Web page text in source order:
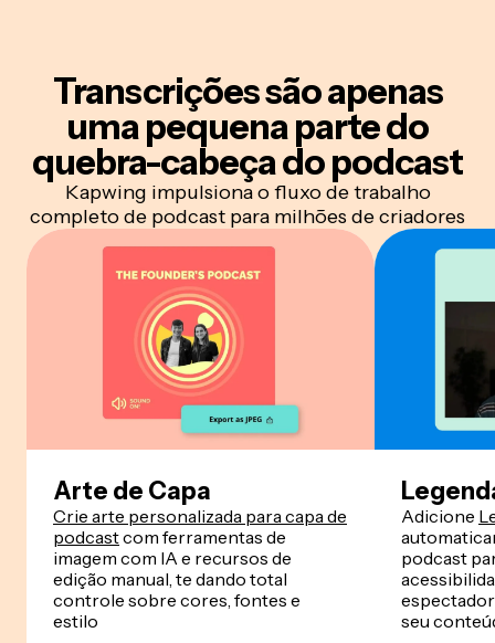
Transcrições são apenas
uma pequena parte do
quebra-cabeça do podcast
Kapwing impulsiona o fluxo de trabalho
completo de podcast para milhões de criadores
Arte de Capa
Crie arte personalizada para capa de
podcastcom ferramentas de
imagem com IA e recursos de
edição manual, te dando total
controle sobre cores, fontes e
estilo
Adicione
podcast
seu